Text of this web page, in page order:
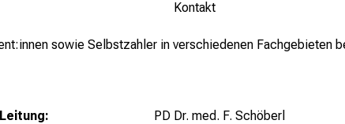
Kontakt
sowie Selbstzahler in verschiedenen Fachgebieten
PD Dr. med. F. Schöberl